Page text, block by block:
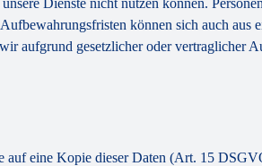
Dienste nicht nutzen können.
können sich auch aus
aufgrund gesetzlicher oder vertraglicher
auf eine Kopie dieser Daten (Art. 15